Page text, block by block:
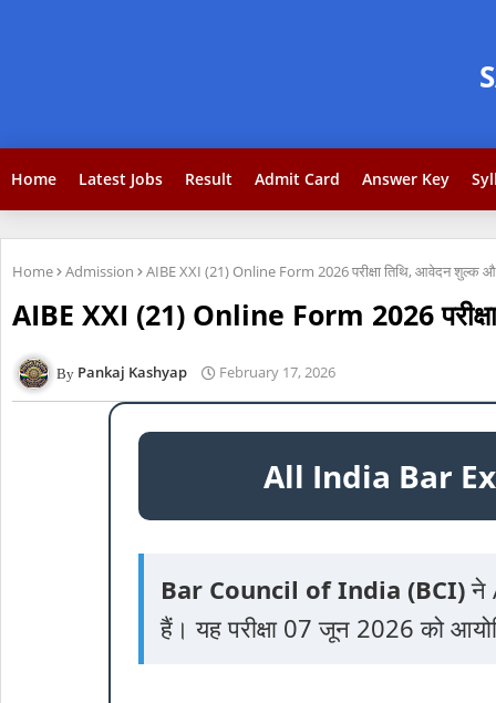
Home Latest Jobs Result Admit Card Answer Key
Home Admission AIBE XXI (21) Online Form 2026 परीक्षा तिथि, आवेदन शुल्क और
AIBE XXI (21) Online Form 2026
Pankaj Kashyap February 17, 2026
All India Bar
Bar Council of India (BCI)ने
हैं। यह परीक्षा 07 जून 2026 को